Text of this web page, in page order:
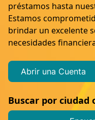
préstamos hasta
Estamos
brindar un excelente
necesidades
Abrir una Cuenta
Buscar por ciudad